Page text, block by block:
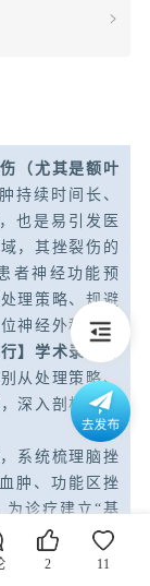
（尤其是额叶
持续时间长、
也是易引发医
，其挫裂伤的
者神经功能预
理策略、规避
神经外科医生
行】学术录播专
从处理策略、
深入剖析脑挫
系统梳理脑挫
肿、功能区挫
为诊疗建立“基
特异性”，通过
额角间夹角＞
2 11